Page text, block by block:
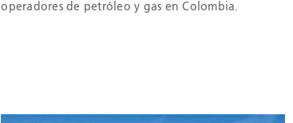
operadores de petróleo y gas en Colombia.